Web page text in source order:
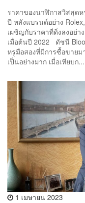
ราคาของนาฬิกาสวิสสุด
ปี หลังแบรนด์อย่าง
เผชิญกับราคาที่ดิ่งลงอย่า
เมื่อต้นปี 2022 ดัชนี
หรูมือสองที่มีการซื้อขายม
เป็นอย่างมาก เมื่อเทียบก...
1 เมษายน 2023